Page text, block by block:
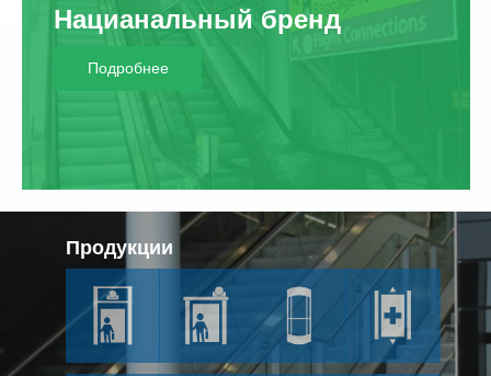
Нацианальный бренд
Подробнее
Продукции